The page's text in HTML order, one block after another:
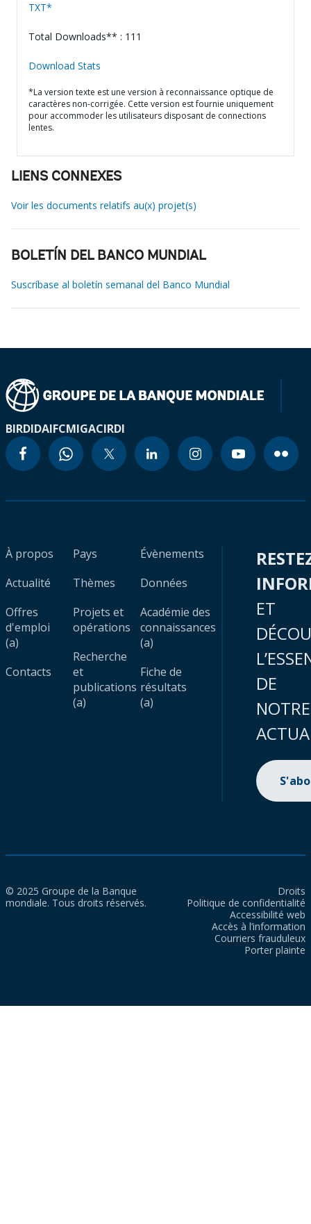
TXT*
Total Downloads** : 111
Download Stats
*La version texte est une version à reconnaissance optique de
caractères non-corrigée. Cette version est fournie uniquement
pour accommoder les utilisateurs disposant de connections
lentes.
LIENS CONNEXES
Voir les documents relatifs au(x) projet(s)
BOLETÍN DEL BANCO MUNDIAL
Suscríbase al boletín semanal del Banco Mundial
BIRDIDAIFCMIGACIRDI
À propos
Actualité
Offres
d'emploi
(a)
Contacts
Pays
Thèmes
Projets et
opérations
Recherche
et
publications
(a)
Évènements
Données
Académie des
connaissances
(a)
Fiche de
résultats
(a)
ET
DE
NOTRE
© 2025 Groupe de la Banque
mondiale. Tous droits réservés.
Droits
Politique de confidentialité
Accessibilité web
Accès à l’information
Courriers frauduleux
Porter plainte